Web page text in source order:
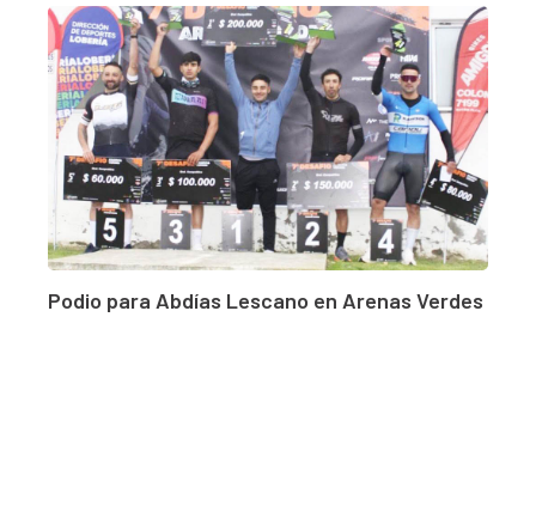
Podio para Abdías Lescano en Arenas Verdes